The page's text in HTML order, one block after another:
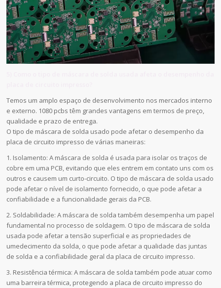
Temos um amplo espaço de desenvolvimento nos mercados interno
e externo. 1080 pcbs têm grandes vantagens em termos de preço,
qualidade e prazo de entrega.
O tipo de máscara de solda usado pode afetar o desempenho da
placa de circuito impresso de várias maneiras:
1. Isolamento: A máscara de solda é usada para isolar os traços de
cobre em uma PCB, evitando que eles entrem em contato uns com os
outros e causem um curto-circuito. O tipo de máscara de solda usado
pode afetar o nível de isolamento fornecido, o que pode afetar a
confiabilidade e a funcionalidade gerais da PCB.
2. Soldabilidade: A máscara de solda também desempenha um papel
fundamental no processo de soldagem. O tipo de máscara de solda
usada pode afetar a tensão superficial e as propriedades de
umedecimento da solda, o que pode afetar a qualidade das juntas
de solda e a confiabilidade geral da placa de circuito impresso.
3. Resistência térmica: A máscara de solda também pode atuar como
uma barreira térmica, protegendo a placa de circuito impresso do